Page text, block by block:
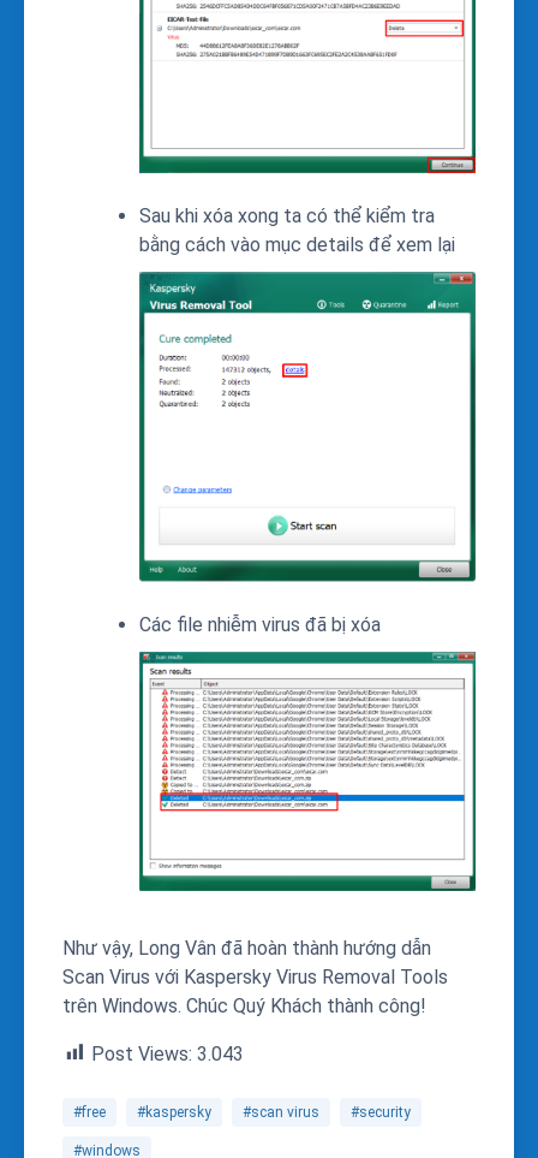
Sau khi xóa xong ta có thể kiểm tra
bằng cách vào mục details để xem lại
Các file nhiễm virus đã bị xóa
Như vậy, Long Vân đã hoàn thành hướng dẫn
Scan Virus với Kaspersky Virus Removal Tools
trên Windows. Chúc Quý Khách thành công!
Post Views: 3.043
#free #kaspersky #scan virus #security
#windows